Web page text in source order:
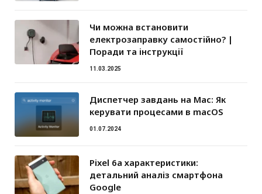
Чи можна встановити
електрозаправку самостійно? |
Поради та інструкції
11.03.2025
Диспетчер завдань на Mac: Як
керувати процесами в macOS
01.07.2024
Pixel 6a характеристики:
детальний аналіз смартфона
Google